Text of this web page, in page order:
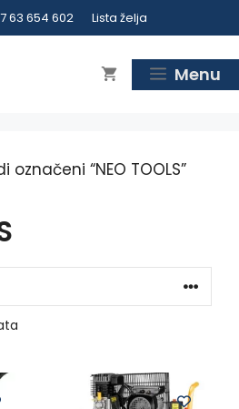
63 654 602 Lista želja
Menu
označeni “NEO TOOLS”